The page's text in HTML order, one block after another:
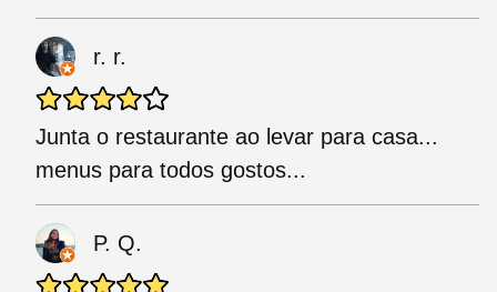
r. r.
Junta o restaurante ao levar para casa...
menus para todos gostos...
P. Q.